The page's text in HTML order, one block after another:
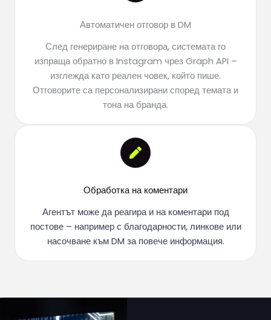
Автоматичен отговор в DM
След генериране на отговора, системата го
изпраща обратно в Instagram чрез Graph API –
изглежда като реален човек, който пише.
Отговорите са персонализирани според темата и
тона на бранда.
Обработка на коментари
Агентът може да реагира и на коментари под
постове – например с благодарности, линкове или
насочване към DM за повече информация.